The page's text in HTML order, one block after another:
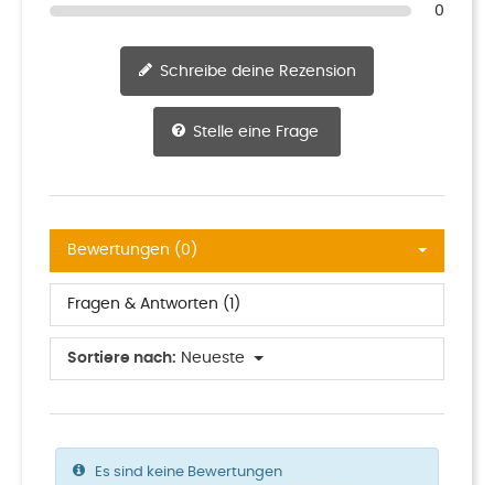
0
Schreibe deine Rezension
Stelle eine Frage
Bewertungen (0)
Fragen & Antworten (1)
Sortiere nach: Neueste
Es sind keine Bewertungen